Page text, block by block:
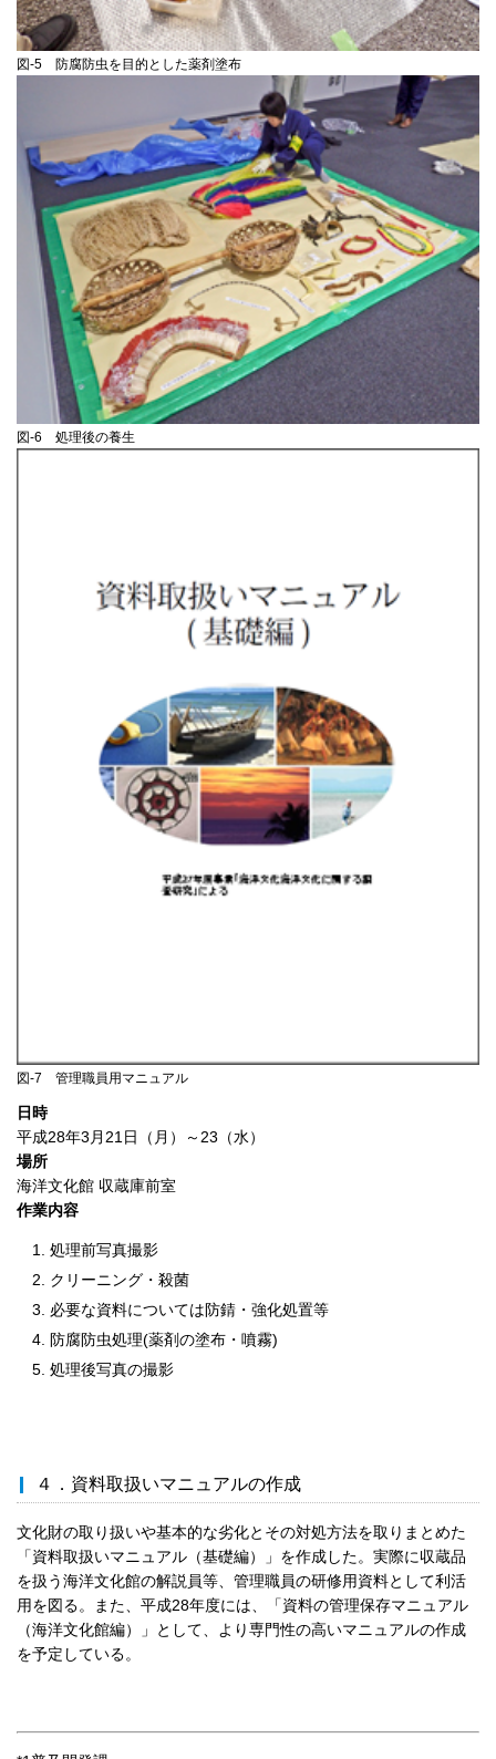
図-5 防腐防虫を目的とした薬剤塗布
図-6 処理後の養生
図-7 管理職員用マニュアル
日時
平成28年3月21日（月）～23（水）
場所
海洋文化館 収蔵庫前室
作業内容
処理前写真撮影
クリーニング・殺菌
必要な資料については防錆・強化処置等
防腐防虫処理(薬剤の塗布・噴霧)
処理後写真の撮影
４．資料取扱いマニュアルの作成
文化財の取り扱いや基本的な劣化とその対処方法を取りまとめた
「資料取扱いマニュアル（基礎編）」を作成した。実際に収蔵品
を扱う海洋文化館の解説員等、管理職員の研修用資料として利活
用を図る。また、平成28年度には、「資料の管理保存マニュアル
（海洋文化館編）」として、より専門性の高いマニュアルの作成
を予定している。